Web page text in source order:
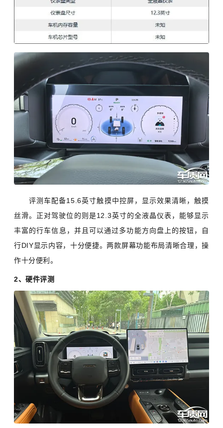
评测车配备15.6英寸触摸中控屏，显示效果清晰，触摸
丝滑。正对驾驶位的则是12.3英寸的全液晶仪表，能够显示
丰富的行车信息，并且可以通过多功能方向盘上的按钮，自
行DIY显示内容，十分便捷。两款屏幕功能布局清晰合理，操
作十分便利。
2、硬件评测